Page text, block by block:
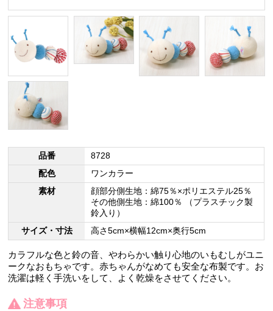
品番
8728
配色
ワンカラー
素材
顔部分側生地：綿75％×ポリエステル25％
その他側生地：綿100％ （プラスチック製
鈴入り）
サイズ・寸法
高さ5cm×横幅12cm×奥行5cm
カラフルな色と鈴の音、やわらかい触り心地のいもむしがユニ
ークなおもちゃです。赤ちゃんがなめても安全な布製です。お
洗濯は軽く手洗いをして、よく乾燥をさせてください。
注意事項